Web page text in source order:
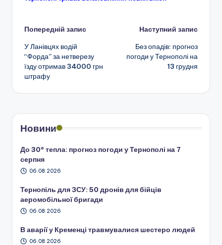
Навігація
по
запису
Попередній запис
У Ланівцях водій
“Форда” за нетверезу
їзду отримав 34000 грн
штрафу
Наступний запис
Без опадів: прогноз
погоди у Тернополі на
13 грудня
Новини
До 30° тепла: прогноз погоди у Тернополі на 7
серпня
06.08.2026
Тернопіль для ЗСУ: 50 дронів для бійців
аеромобільної бригади
06.08.2026
В аварії у Кременці травмувалися шестеро людей
06.08.2026